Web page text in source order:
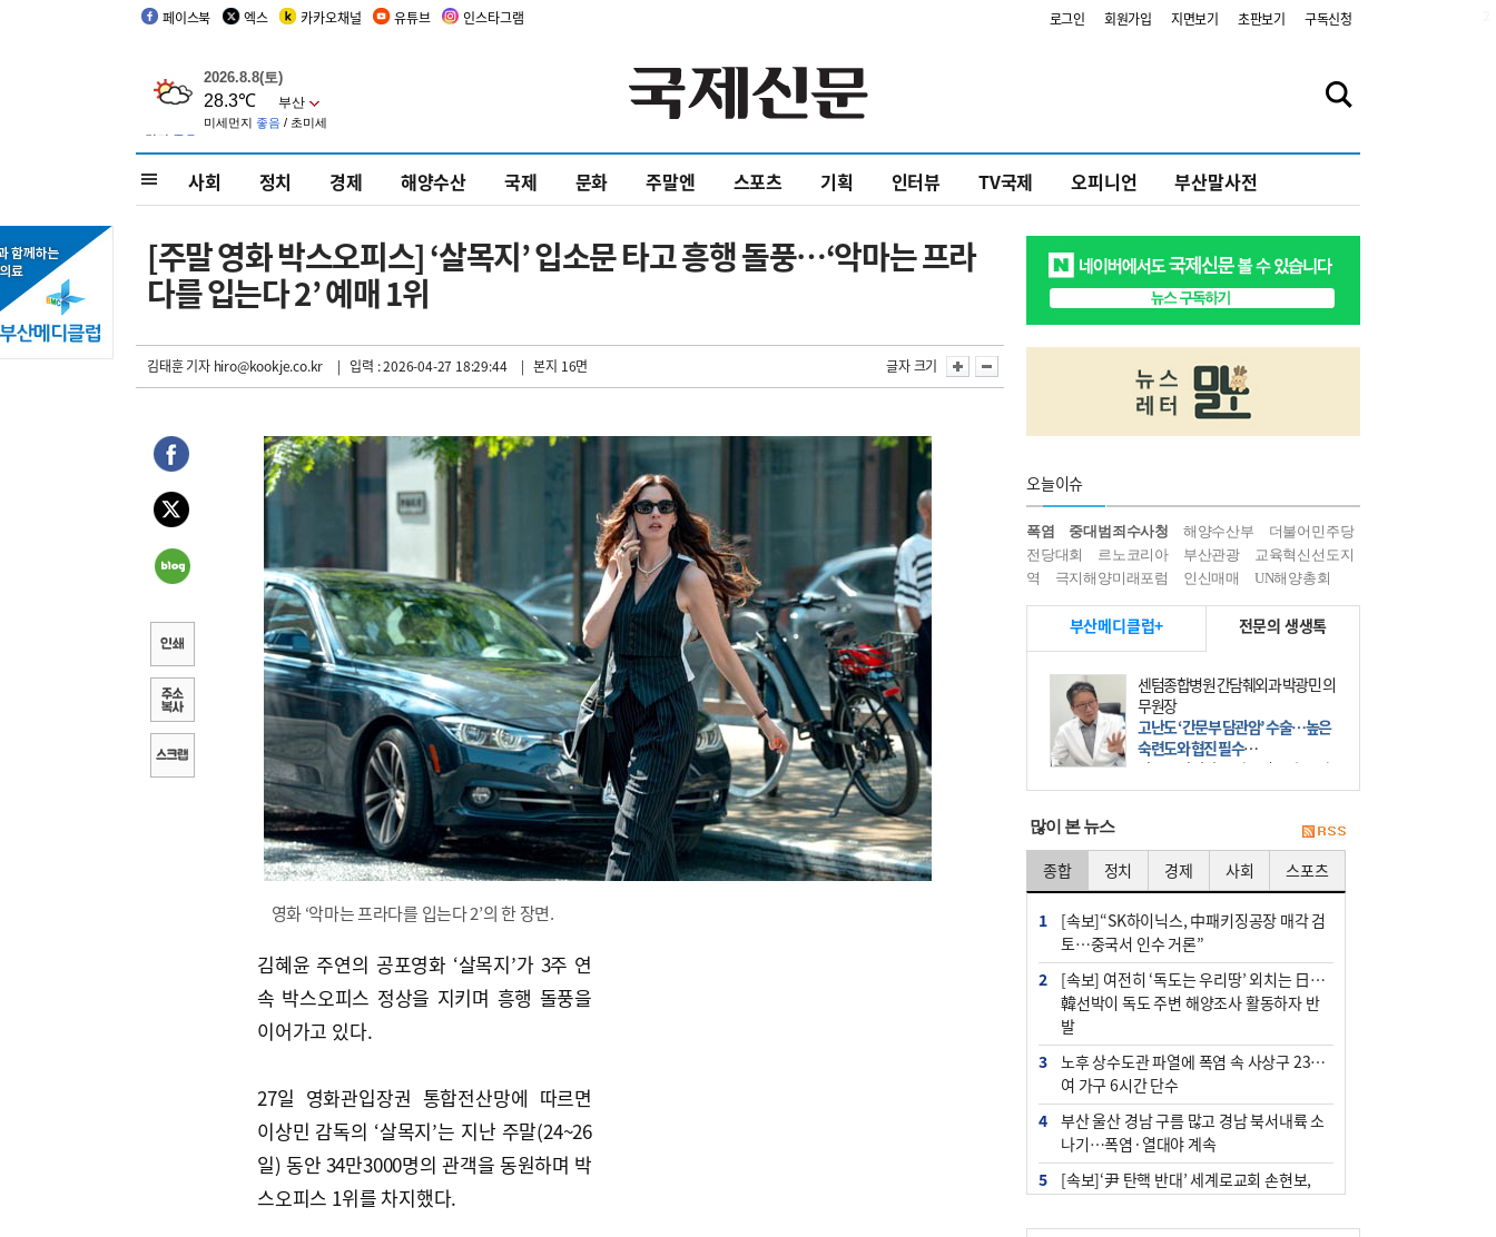
페이스북 엑스 카카오채널 유튜브 인스타그램 로그인 회원가입 지면보기 초판보기 구독신청
사회 정치 경제 해양수산 국제 문화 주말엔 스포츠 기획 인터뷰 TV국제 오피니언 부산말사전
[주말 영화 박스오피스] ‘살목지’ 입소문 타고 흥행 돌풍…‘악마는 프라
다를 입는다 2’ 예매 1위
김태훈 기자hiro@kookje.co.kr | 입력 : 2026-04-27 18:29:44 | 본지 16면 글자 크기
영화 ‘악마는 프라다를 입는다 2’의 한 장면.
김혜윤 주연의 공포영화 ‘살목지’가 3주 연
속 박스오피스 정상을 지키며 흥행 돌풍을
이어가고 있다.
27일 영화관입장권 통합전산망에 따르면
이상민 감독의 ‘살목지’는 지난 주말(24~26
일) 동안 34만3000명의 관객을 동원하며 박
스오피스 1위를 차지했다.
오늘이슈
폭염 중대범죄수사청 해양수산부
더불어민주당
전당대회
르노코리아 부산관광
교육혁신선도지
역
극지해양미래포럼 인신매매 UN해양총회
부산메디클럽+ 전문의 생생톡
센텀종합병원 간담췌외과 박광민 의
무원장
고난도 ‘간문부 담관암’ 수술…높은
숙련도와 협진 필수
간문부 담관암(클라츠킨 종양)은 좌
우 간에서 나오는, 담관(담즙 배출 경
部)’에 생기는 악성 종양이다. 간동맥
문맥 림프절 담
많이 본 뉴스
종합 정치 경제 사회 스포츠
1
[속보]“SK하이닉스, 中패키징공장 매각 검
토…중국서 인수 거론”
2
[속보] 여전히 ‘독도는 우리땅’ 외치는 日…
韓선박이 독도 주변 해양조사 활동하자 반
발
3
노후 상수도관 파열에 폭염 속 사상구 2300
여 가구 6시간 단수
4
부산 울산 경남 구름 많고 경남 북서내륙 소
나기…폭염·열대야 계속
5
[속보]‘尹 탄핵 반대’ 세계로교회 손현보,